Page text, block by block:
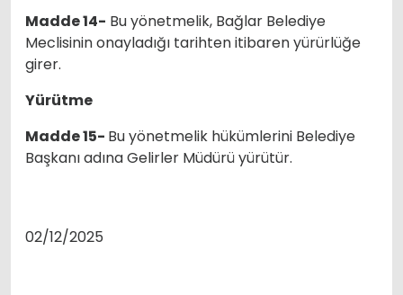
Madde 14- Bu yönetmelik, Bağlar Belediye
Meclisinin onayladığı tarihten itibaren yürürlüğe
girer.
Yürütme
Madde 15- Bu yönetmelik hükümlerini Belediye
Başkanı adına Gelirler Müdürü yürütür.
02/12/2025